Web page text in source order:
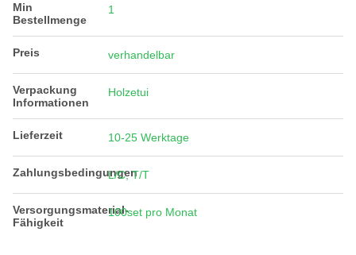
Min
Bestellmenge
1
Preis verhandelbar
Verpackung
Informationen
Holzetui
Lieferzeit 10-25 Werktage
Zahlungsbedingungen
L/C, T/T
Versorgungsmaterial-
Fähigkeit
100set pro Monat